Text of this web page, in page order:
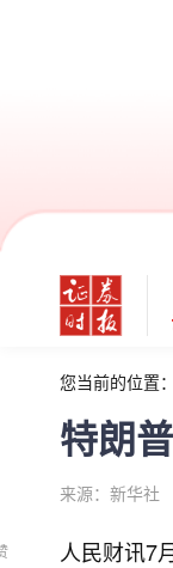
您当前的位置：
特朗
来源：新华社
人民财讯7